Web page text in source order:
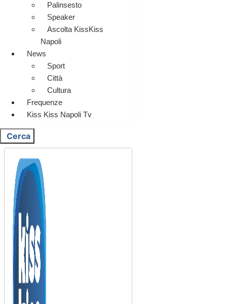
Palinsesto
Speaker
Ascolta KissKiss
Napoli
News
Sport
Città
Cultura
Frequenze
Kiss Kiss Napoli Tv
Cerca